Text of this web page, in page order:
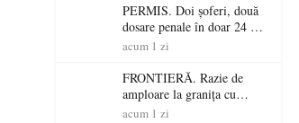
PERMIS. Doi șoferi, două
dosare penale în doar 24 de
ore la Petea! Unul avea
nu a avut niciodată permis
acum 1 zi
FRONTIERĂ. Razie de
amploare la granița cu
Ungaria! 800 de persoane și
acum 1 zi